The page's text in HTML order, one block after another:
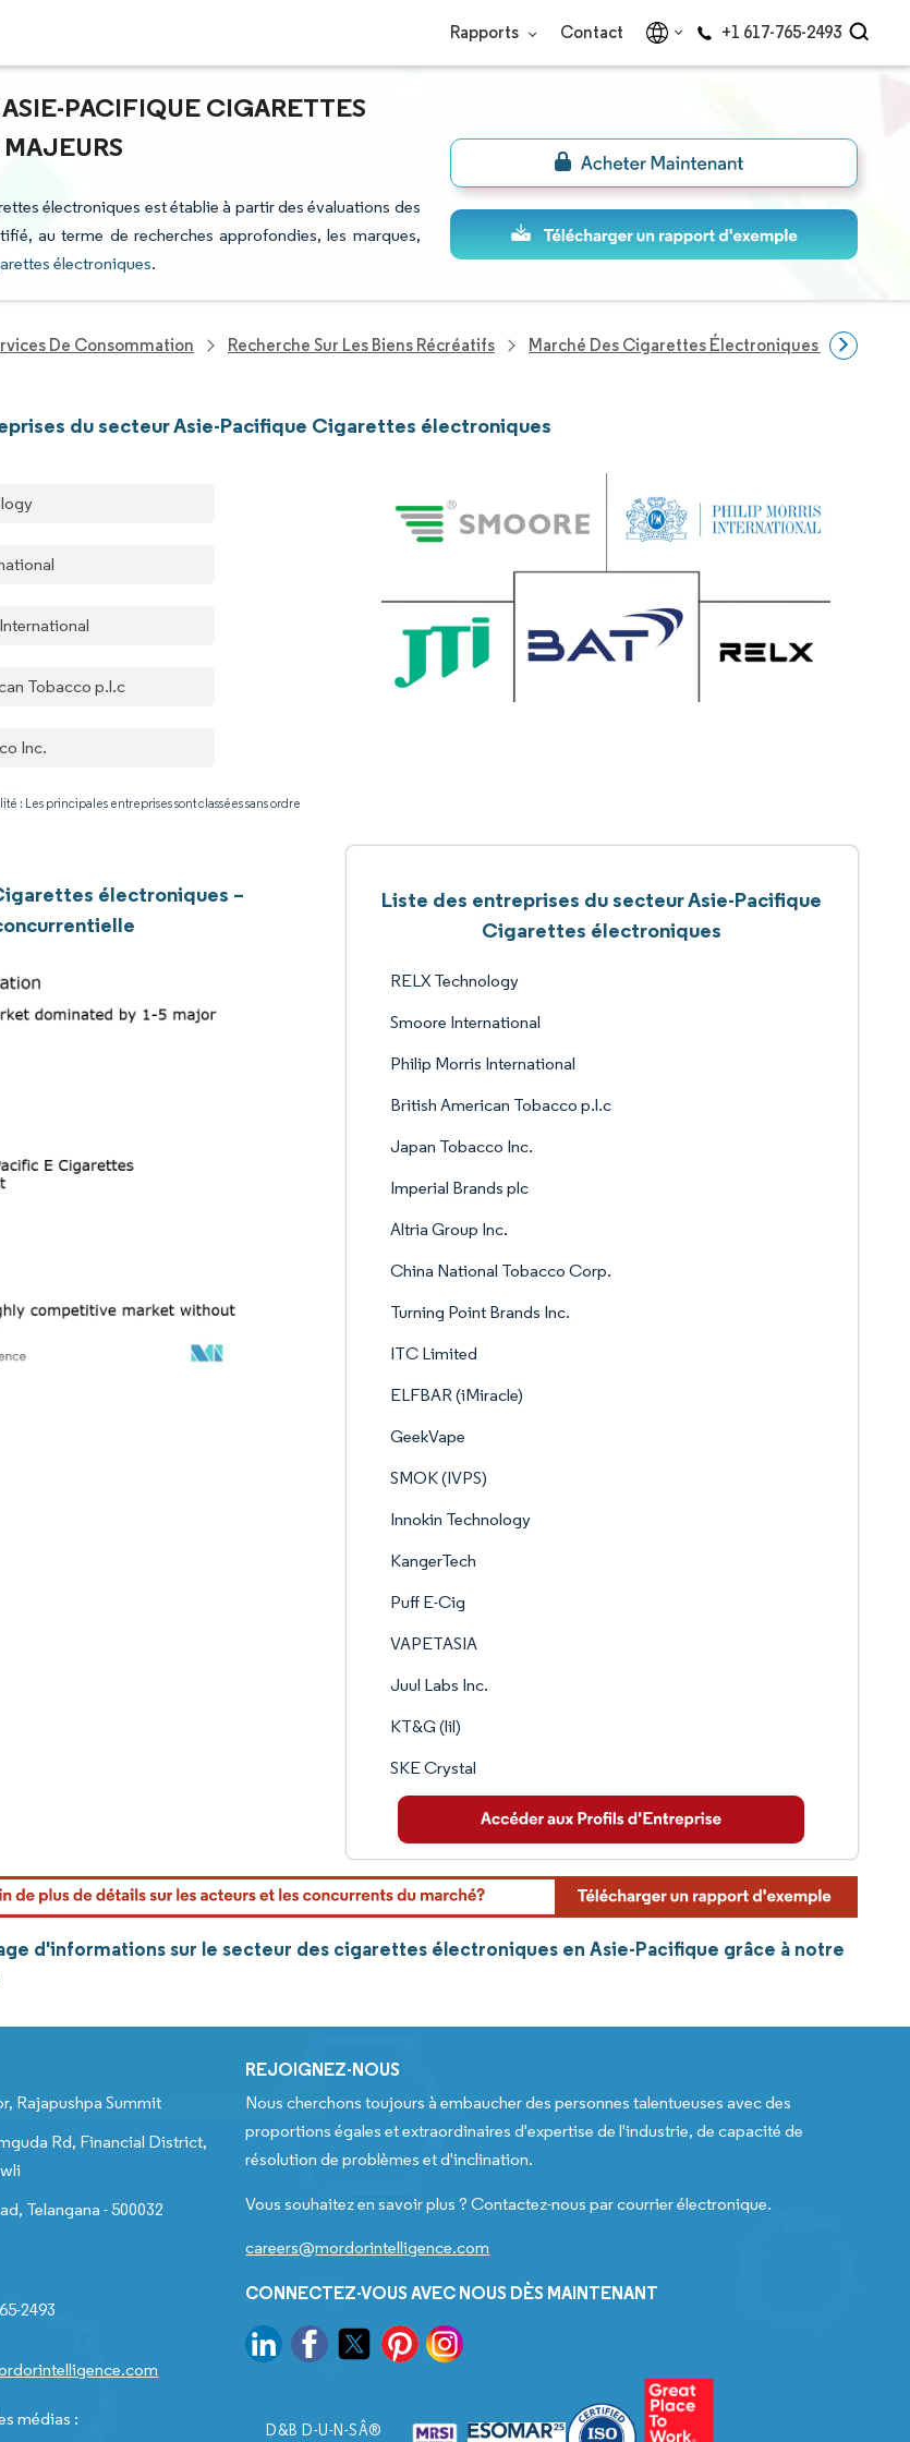
Rapports Contact +1 617-765-2493
PACIFIQUE CIGARETTES
électroniques est établie à partir des évaluations des
au terme de recherches approfondies, les marques,
électroniques.
De Consommation Recherche Sur Les Biens Récréatifs Marché Des Cigarettes Électroniques En Asie-
du secteur Asie-Pacifique Cigarettes électroniques
Tobacco p.l.c
Inc.
: Les principales entreprises sont classées sans ordre
électroniques –
Liste des entreprises du secteur Asie-Pacifique
Cigarettes électroniques
RELX Technology
Smoore International
Philip Morris International
British American Tobacco p.l.c
Japan Tobacco Inc.
Imperial Brands plc
Altria Group Inc.
China National Tobacco Corp.
Turning Point Brands Inc.
ITC Limited
ELFBAR (iMiracle)
GeekVape
SMOK (IVPS)
Innokin Technology
KangerTech
Puff E-Cig
VAPETASIA
Juul Labs Inc.
KT&G (lil)
SKE Crystal
d'informations sur le secteur des cigarettes électroniques en Asie-Pacifique grâce à notre
Rajapushpa Summit
Rd, Financial District,
Telangana - 500032
2493
médias :
REJOIGNEZ-NOUS
Nous cherchons toujours à embaucher des personnes talentueuses avec des
proportions égales et extraordinaires d'expertise de l'industrie, de capacité de
résolution de problèmes et d'inclination.
Vous souhaitez en savoir plus ? Contactez-nous par courrier électronique.
careers@mordorintelligence.com
CONNECTEZ-VOUS AVEC NOUS DÈS MAINTENANT
D&B D-U-N-SÂ®